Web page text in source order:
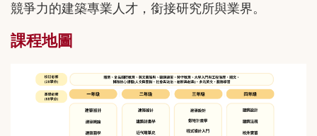
競爭力的建築專業人才，銜接研究所與業界。
課程地圖